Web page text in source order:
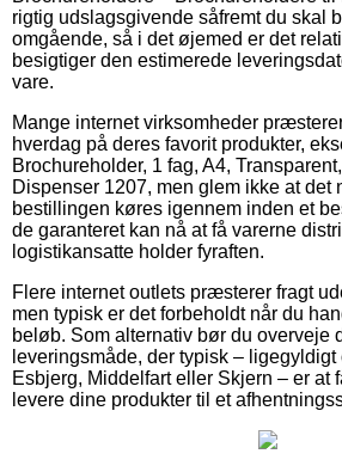
rigtig udslagsgivende såfremt du skal
omgående, så i det øjemed er det
besigtiger den estimerede
vare.
Mange internet virksomheder
hverdag på deres favorit produkter,
Brochureholder, 1 fag, A4,
Dispenser 1207, men glem ikke at det
bestillingen køres igennem inden et
de garanteret kan nå at få varerne
logistikansatte holder fyraften.
Flere internet outlets præsterer fragt
men typisk er det forbeholdt når du
beløb. Som alternativ bør du overveje
leveringsmåde, der typisk –
Esbjerg, Middelfart eller Skjern – er at
levere dine produkter til et